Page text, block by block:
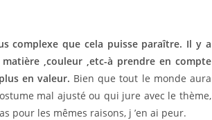
complexe que cela puisse paraître. Il y a
,couleur ,etc-à prendre en compte
en valeur. Bien que tout le monde aura
mal ajusté ou qui jure avec le thème,
pour les mêmes raisons, j ’en ai peur.